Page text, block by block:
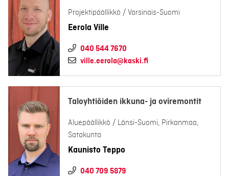
Projektipäällikkö / Varsinais-Suomi
Eerola Ville
040 544 7670
ville.eerola@kaski.fi
Taloyhtiöiden ikkuna- ja oviremontit
Aluepäällikkö / Länsi-Suomi, Pirkanmaa,
Satakunta
Kaunisto Teppo
040 709 5879